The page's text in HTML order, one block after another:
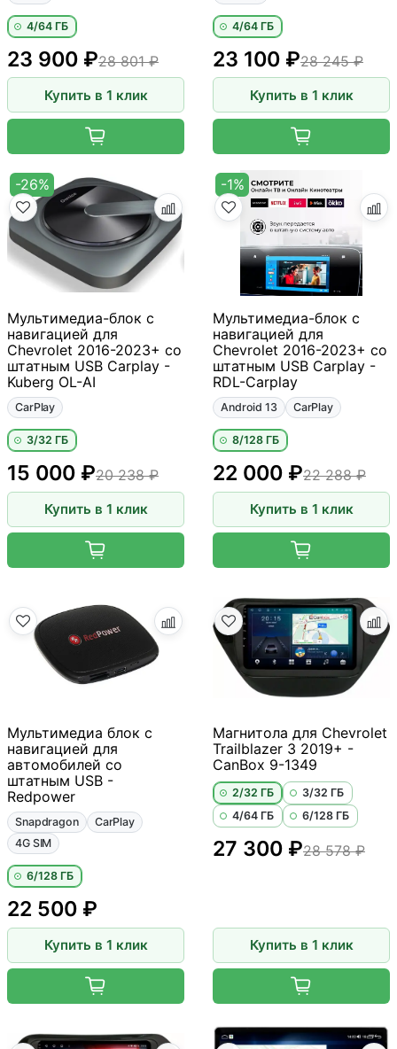
4/64 ГБ
28 801 ₽
23 900 ₽
Купить в 1 клик
4/64 ГБ
28 245 ₽
23 100 ₽
Купить в 1 клик
-26%
Мультимедиа-блок с
навигацией для
Chevrolet 2016-2023+ со
штатным USB Carplay -
Kuberg OL-AI
CarPlay
3/32 ГБ
20 238 ₽
15 000 ₽
Купить в 1 клик
-1%
Мультимедиа-блок с
навигацией для
Chevrolet 2016-2023+ со
штатным USB Carplay -
RDL-Carplay
Android 13 CarPlay
8/128 ГБ
22 288 ₽
22 000 ₽
Купить в 1 клик
Мультимедиа блок с
навигацией для
автомобилей со
штатным USB -
Redpower
Snapdragon
CarPlay
4G SIM
6/128 ГБ
22 500 ₽
Купить в 1 клик
Магнитола для Chevrolet
Trailblazer 3 2019+ -
CanBox 9-1349
2/32 ГБ
3/32 ГБ
4/64 ГБ
6/128 ГБ
27 300 ₽28 578 ₽
Купить в 1 клик